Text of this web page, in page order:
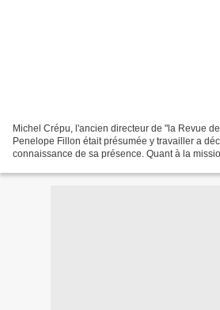
Michel Crépu, l'ancien directeur de "la Revue
Penelope Fillon était présumée y travailler a
connaissance de sa présence. Quant à la